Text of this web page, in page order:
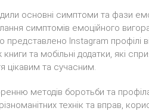
основні симптоми та фази
симптомів емоційного
Instagram профілі
та мобільні додатки, які
цікавим та сучасним.
методів боротьби та
технік та вправ,